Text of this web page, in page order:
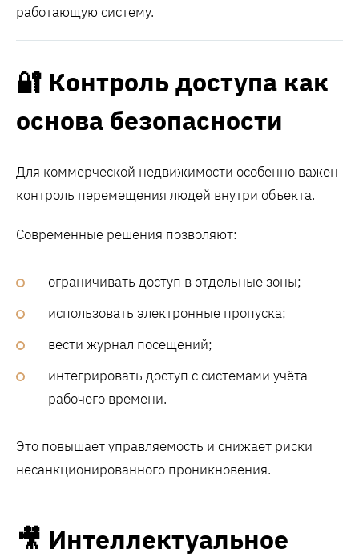
работающую систему.
🔐 Контроль доступа как
основа безопасности
Для коммерческой недвижимости особенно важен
контроль перемещения людей внутри объекта.
Современные решения позволяют:
ограничивать доступ в отдельные зоны;
использовать электронные пропуска;
вести журнал посещений;
интегрировать доступ с системами учёта
рабочего времени.
Это повышает управляемость и снижает риски
несанкционированного проникновения.
🎥 Интеллектуальное